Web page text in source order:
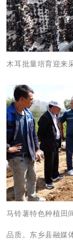
木耳批量培育迎来
马铃薯特色种植田
品质。东乡县融媒